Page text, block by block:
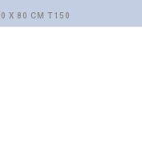
X 80 CM T150